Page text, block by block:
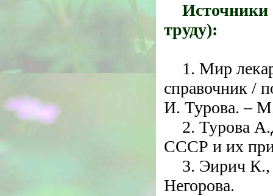
Источники
труду):
1. Мир
справочник /
И. Турова. –
2. Турова
СССР и их
3. Эирич К.,
Негорова.